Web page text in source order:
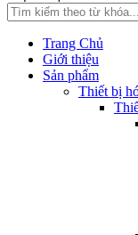
Trang Chủ
Giới thiệu
Sản phẩm
Thiết bị